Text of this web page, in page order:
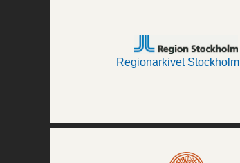
Regionarkivet Stockholm